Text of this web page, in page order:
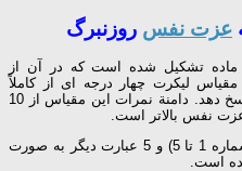
عزت نفس روزنبرگ
روزنبرگ از 10 ماده تشکیل شده است که در آن از
لیکرت چهار درجه ای از کاملاً
موافق تا کاملاً مخالف به دقت به آنها پاسخ دهد. دامنة نمرات این مقیاس از 10
5 عبارت آن به شکل مثبت (گویه های شماره 1 تا 5) و 5 عبارت دیگر به صورت